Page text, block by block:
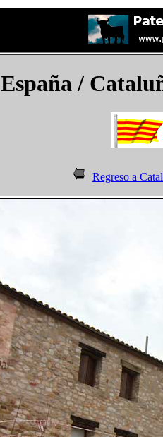
España/
Regreso a